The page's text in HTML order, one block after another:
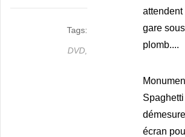
Tags:
DVD,
attendent
gare
plomb....
écran